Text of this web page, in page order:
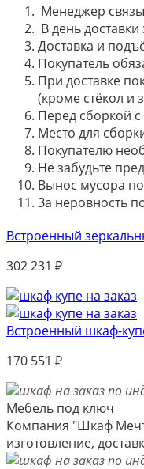
Менеджер
В день
Доставка и
Покупатель
При доставке
(кроме стёкол и
Перед сборкой
Место для
Покупателю
Не забудьте
Вынос мусора
За неровность
Встроенный
302 231 ₽
Встроенный шкаф-
170 551 ₽
Мебель под ключ
Компания "Шкаф
изготовление,